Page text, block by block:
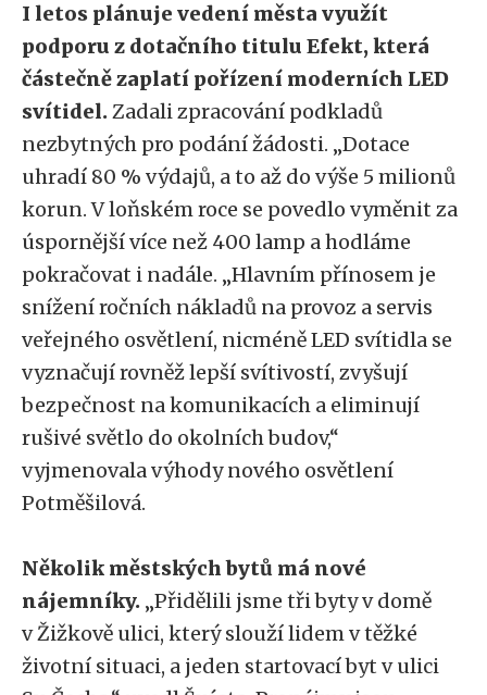
I letos plánuje vedení města využít
podporu z dotačního titulu Efekt, která
částečně zaplatí pořízení moderních LED
svítidel.Zadali zpracování podkladů
nezbytných pro podání žádosti. „Dotace
uhradí 80 % výdajů, a to až do výše 5 milionů
korun. V loňském roce se povedlo vyměnit za
úspornější více než 400 lamp a hodláme
pokračovat i nadále. „Hlavním přínosem je
snížení ročních nákladů na provoz a servis
veřejného osvětlení, nicméně LED svítidla se
vyznačují rovněž lepší svítivostí, zvyšují
bezpečnost na komunikacích a eliminují
rušivé světlo do okolních budov,“
vyjmenovala výhody nového osvětlení
Potměšilová.
Několik městských bytů má nové
nájemníky. „Přidělili jsme tři byty v domě
v Žižkově ulici, který slouží lidem v těžké
životní situaci, a jeden startovací byt v ulici